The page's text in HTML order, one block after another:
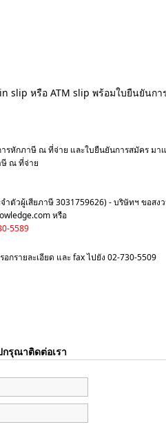
slip หรือ ATM slip พร้อมใบยืนยันกา
หักภาษี ณ ที่จ่าย และใบยืนยันการสมัคร มา
ษี ณ ที่จ่าย
ำตัวผู้เสียภาษี 3031759626) - บริษัทฯ ขอส
หรือ
5589
รายละเอียด และ fax ไปยัง 02-730-5509
รุณาติดต่อเรา